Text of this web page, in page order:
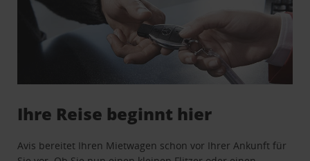
Ihre Reise beginnt hier
Avis bereitet Ihren Mietwagen schon vor Ihrer Ankunft für